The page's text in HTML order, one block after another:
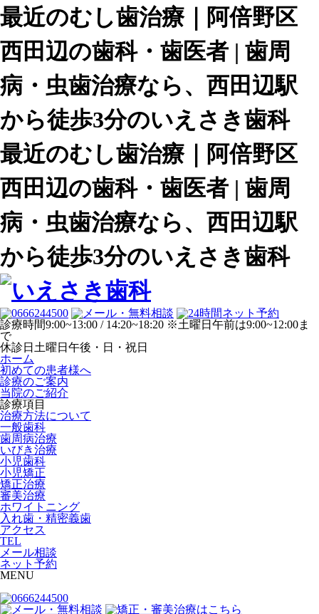
最近のむし歯治療｜阿倍野区
西田辺の歯科・歯医者 | 歯周
病・虫歯治療なら、西田辺駅
から徒歩3分のいえさき歯科
最近のむし歯治療｜阿倍野区
西田辺の歯科・歯医者 | 歯周
病・虫歯治療なら、西田辺駅
から徒歩3分のいえさき歯科
診療時間9:00~13:00 / 14:20~18:20 ※土曜日午前は9:00~12:00ま
で
休診日 土曜日午後・日・祝日
ホーム
初めての患者様へ
診療のご案内
当院のご紹介
診療項目
治療方法について
一般歯科
歯周病治療
いびき治療
小児歯科
小児矯正
矯正治療
審美治療
ホワイトニング
入れ歯・精密義歯
アクセス
TEL
メール相談
ネット予約
MENU